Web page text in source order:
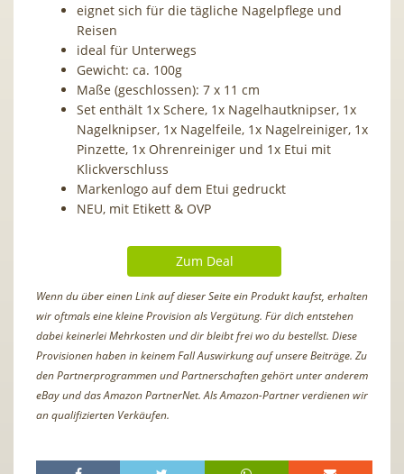
eignet sich für die tägliche Nagelpflege und
Reisen
ideal für Unterwegs
Gewicht: ca. 100g
Maße (geschlossen): 7 x 11 cm
Set enthält 1x Schere, 1x Nagelhautknipser, 1x
Nagelknipser, 1x Nagelfeile, 1x Nagelreiniger, 1x
Pinzette, 1x Ohrenreiniger und 1x Etui mit
Klickverschluss
Markenlogo auf dem Etui gedruckt
NEU, mit Etikett & OVP
Zum Deal
Wenn du über einen Link auf dieser Seite ein Produkt kaufst, erhalten
wir oftmals eine kleine Provision als Vergütung. Für dich entstehen
dabei keinerlei Mehrkosten und dir bleibt frei wo du bestellst. Diese
Provisionen haben in keinem Fall Auswirkung auf unsere Beiträge. Zu
den Partnerprogrammen und Partnerschaften gehört unter anderem
eBay und das Amazon PartnerNet. Als Amazon-Partner verdienen wir
an qualifizierten Verkäufen.